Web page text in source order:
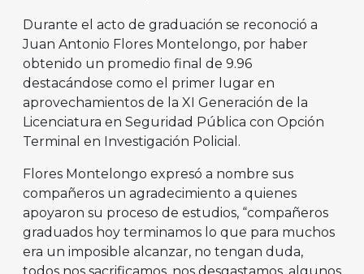
Durante el acto de graduación se reconoció a
Juan Antonio Flores Montelongo, por haber
obtenido un promedio final de 9.96
destacándose como el primer lugar en
aprovechamientos de la XI Generación de la
Licenciatura en Seguridad Pública con Opción
Terminal en Investigación Policial.
Flores Montelongo expresó a nombre sus
compañeros un agradecimiento a quienes
apoyaron su proceso de estudios, “compañeros
graduados hoy terminamos lo que para muchos
era un imposible alcanzar, no tengan duda,